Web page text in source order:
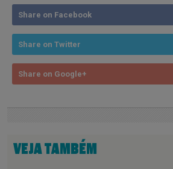
Share on Facebook
Share on Twitter
Share on Google+
VEJA TAMBÉM